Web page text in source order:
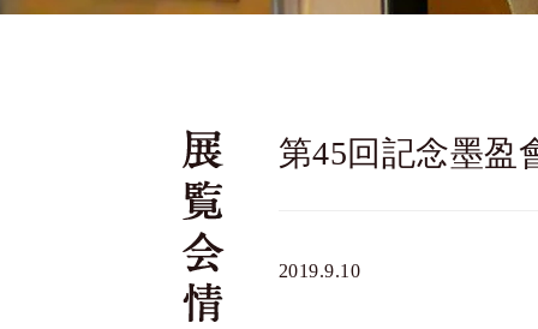
第45回記念墨盈
2019.9.10